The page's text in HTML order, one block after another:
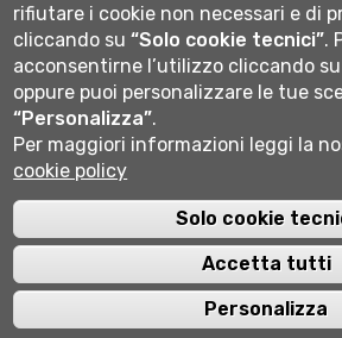
Wi-fi
Webmail
Università degli
Cod. Fiscale
P.IVA 01612800167
Centralino 035
rifiutare i cookie non necessari e di
cliccando su“Solo cookie tecnici”.
acconsentirne l’utilizzo cliccando
oppure puoi personalizzare le tue
“Personalizza”.
Per maggiori informazioni leggi la
cookie policy
Solo cookie
Accetta tutti
Personalizza